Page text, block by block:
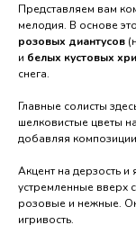
Представляем вам
мелодия. В основе
розовых диантусов
и белых кустовых
снега.
Главные солисты
шелковистые цветы
добавляя
Акцент на дерзость и
устремленные вверх
розовые и нежные.
игривость.